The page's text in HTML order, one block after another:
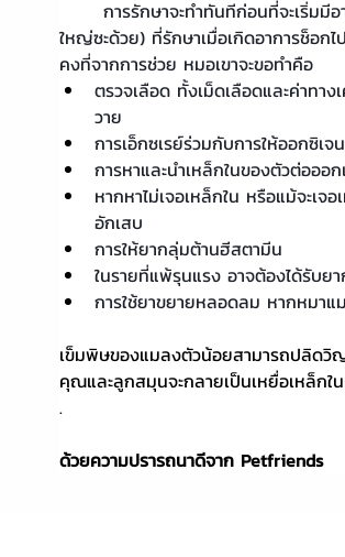
ใหญ่ซะด้วย) ที่รักษาเมื่อเกิดอาการช็อก
คงที่จากการช่วย หมอเขาจะขอทำคือ
ตรวจเลือด ทั้งเม็ดเลือดและค่าทาง
วาย
การเอ็กซเรย์ร่วมกับการให้ออกซิเ
การหาและนำเหล็กในของตัวต่ออ
หากหาไม่เจอเหล็กใน หรือแม้จะเจ
อักเสบ
การให้ยากลุ่มต้านฮีสตามีน
ในรายที่แพ้รุนแรง อาจต้องได้รับย
การใช้ยาขยายหลอดลม หากหมาแ
เข็มพิษของแมลงตัวน้อยสามารถปลิดวิ
คุณและลูกสมุนจะกลายเป็นเหยื่อเหล็กใ
.
ด้วยความปรารถนาดีจาก Petfriends